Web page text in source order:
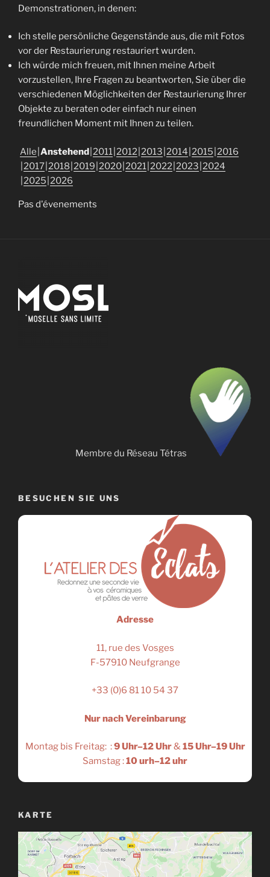
Demonstrationen, in denen:
Ich stelle persönliche Gegenstände aus, die mit Fotos
vor der Restaurierung restauriert wurden.
Ich würde mich freuen, mit Ihnen meine Arbeit
vorzustellen, Ihre Fragen zu beantworten, Sie über die
verschiedenen Möglichkeiten der Restaurierung Ihrer
Objekte zu beraten oder einfach nur einen
freundlichen Moment mit Ihnen zu teilen.
Alle Anstehend 2011 2012 2013 2014 2015 2016
2017 2018 2019 2020 2021 2022 2023 2024
2025 2026
Pas d'évenements
Membre du Réseau Tétras
BESUCHEN SIE UNS
Adresse
11, rue des Vosges
F-57910 Neufgrange
+33 (0)6 81 10 54 37
Nur nach Vereinbarung
Montag bis Freitag: :9 Uhr–12 Uhr&15 Uhr–19 Uhr
Samstag :10 urh–12 uhr
KARTE